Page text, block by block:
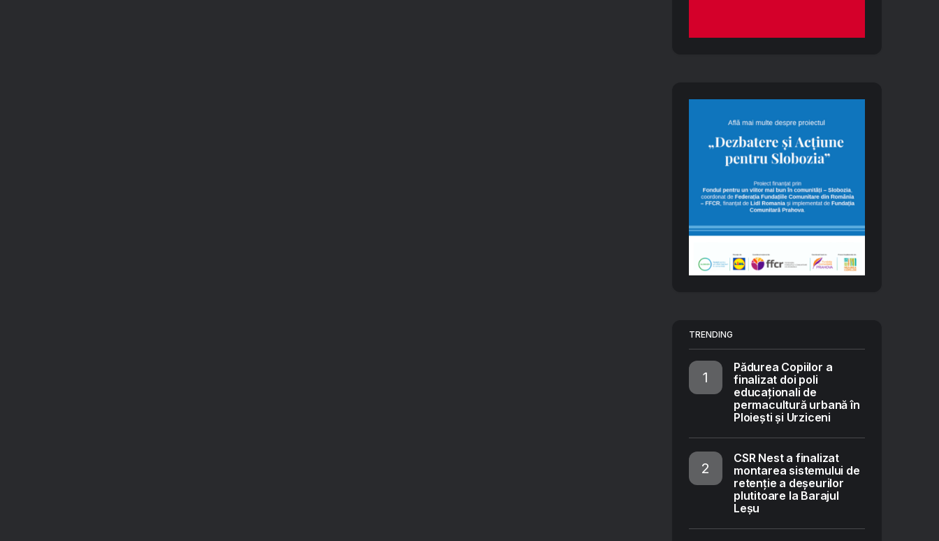
TRENDING
Pădurea Copiilor a
finalizat doi poli
educaționali de
permacultură urbană în
Ploiești și Urziceni
CSR Nest a finalizat
montarea sistemului de
retenție a deșeurilor
plutitoare la Barajul
Leșu